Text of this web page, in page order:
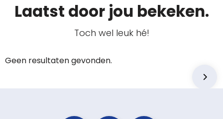
Laatst door jou bekeken.
Toch wel leuk hé!
Geen resultaten gevonden.